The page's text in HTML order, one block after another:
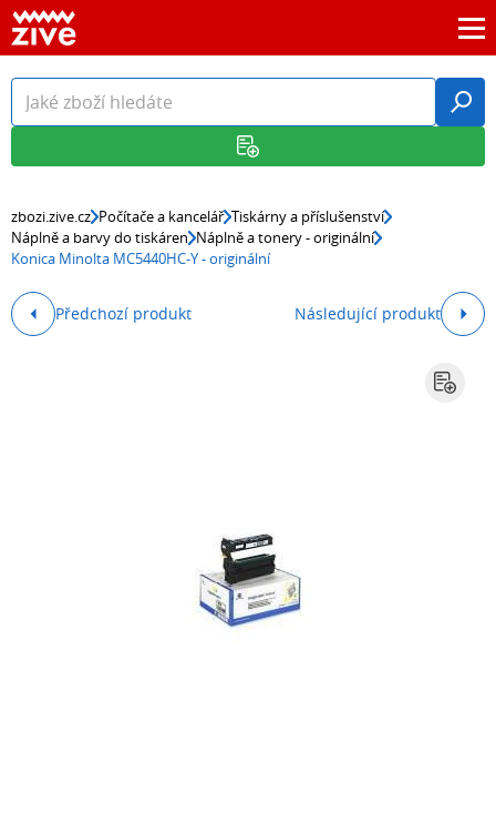
zbozi.zive.cz Počítače a kancelář Tiskárny a příslušenství
Náplně a barvy do tiskáren Náplně a tonery - originální
Konica Minolta MC5440HC-Y - originální
Předchozí produkt Následující produkt